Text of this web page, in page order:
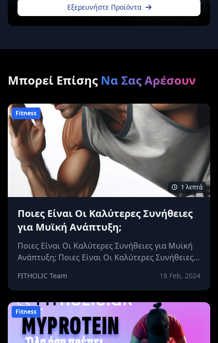
Εξερευνήστε Προϊόντα
Μπορεί Επίσης Να Σας Αρέσουν
Fitness
1 λεπτά
Ποιες Είναι Οι Καλύτερες Συνήθειες
για Μυϊκή Ανάπτυξη;
Ποιες Είναι Οι Καλύτερες Συνήθειες για Μυϊκή
Ανάπτυξη; Ποιες Είναι Οι Καλύτερες Συνήθειες...
FITHOLIC Team 18 Feb, 2024
Fitness